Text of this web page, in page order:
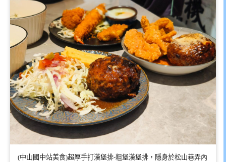
(中山國中站美食)超厚手打漢堡排-粗堡漢堡排，隱身於松山巷弄內